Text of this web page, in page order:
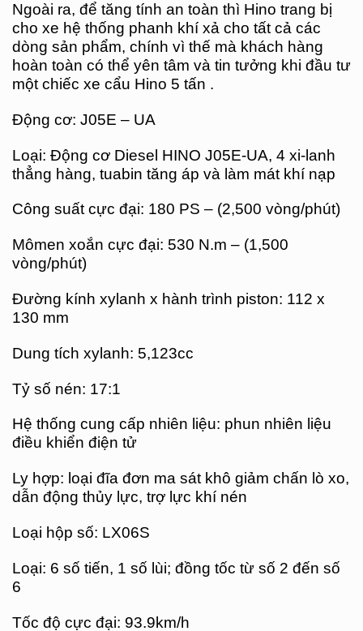
Ngoài ra, để tăng tính an toàn thì Hino trang bị
cho xe hệ thống phanh khí xả cho tất cả các
dòng sản phẩm, chính vì thế mà khách hàng
hoàn toàn có thể yên tâm và tin tưởng khi đầu tư
một chiếc xe cẩu Hino 5 tấn .
Động cơ: J05E – UA
Loại: Động cơ Diesel HINO J05E-UA, 4 xi-lanh
thẳng hàng, tuabin tăng áp và làm mát khí nạp
Công suất cực đại: 180 PS – (2,500 vòng/phút)
Mômen xoắn cực đại: 530 N.m – (1,500
vòng/phút)
Đường kính xylanh x hành trình piston: 112 x
130 mm
Dung tích xylanh: 5,123cc
Tỷ số nén: 17:1
Hệ thống cung cấp nhiên liệu: phun nhiên liệu
điều khiển điện tử
Ly hợp: loại đĩa đơn ma sát khô giảm chấn lò xo,
dẫn động thủy lực, trợ lực khí nén
Loại hộp số: LX06S
Loại: 6 số tiến, 1 số lùi; đồng tốc từ số 2 đến số
6
Tốc độ cực đại: 93.9km/h